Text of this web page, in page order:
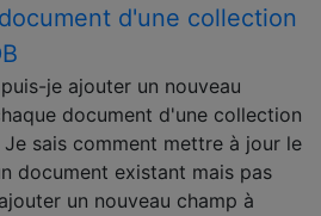
d'une collection
je ajouter un nouveau
document d'une collection
Je sais comment mettre à jour le
document existant mais pas
un nouveau champ à